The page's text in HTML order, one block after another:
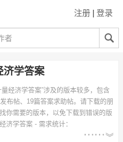
注册 登录
济学答案
量经济学答案”涉及的版本较多，包含
布帖、19篇答案求助帖。请下载的朋
你需要的版本，以免下载到错误的版
济学答案 - 需求统计：
：国际经济与贸易、国际贸易、工商